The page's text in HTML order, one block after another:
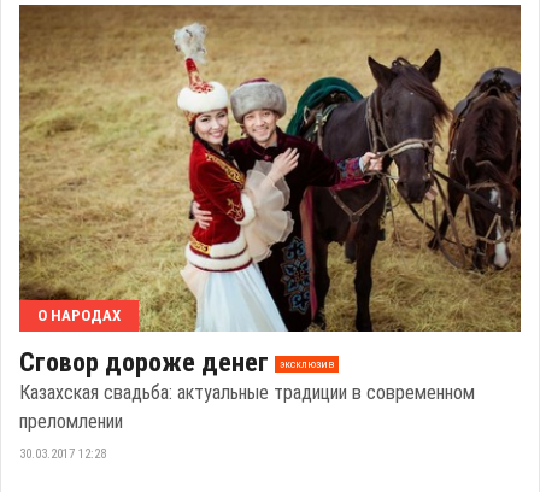
О НАРОДАХ
Сговор дороже денег эксклюзив
Казахская свадьба: актуальные традиции в современном
преломлении
30.03.2017 12:28